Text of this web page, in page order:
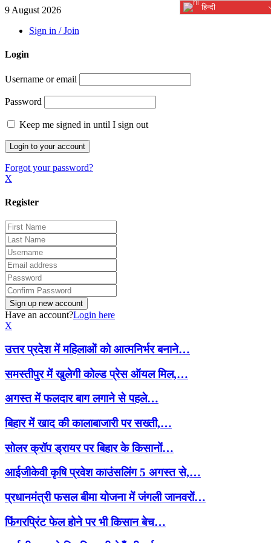
9 August 2026
Sign in / Join
Login
Username or email
Password
Keep me signed in until I sign out
Forgot your password?
X
Register
Have an account?Login here
X
उत्तर प्रदेश में महिलाओं को आत्मनिर्भर बनाने…
समस्तीपुर में खुलेगी कोल्ड प्रेस ऑयल मिल,…
अगस्त में फलदार बाग लगाने से पहले…
बिहार में खाद की कालाबाजारी पर सख्ती,…
सोलर क्रॉप ड्रायर पर बिहार के किसानों…
आईजीकेवी कृषि प्रवेश काउंसलिंग 5 अगस्त से,…
प्रधानमंत्री फसल बीमा योजना में जंगली जानवरों…
फिंगरप्रिंट फेल होने पर भी किसान बेच…
हिन्दी